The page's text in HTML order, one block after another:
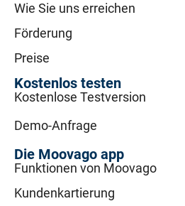
Wie Sie uns erreichen
Förderung
Preise
Kostenlos testen
Kostenlose Testversion
Demo-Anfrage
Die Moovago app
Funktionen von Moovago
Kundenkartierung